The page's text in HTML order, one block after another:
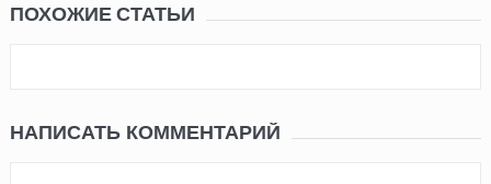
ПОХОЖИЕ СТАТЬИ
НАПИСАТЬ КОММЕНТАРИЙ